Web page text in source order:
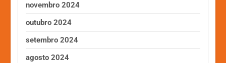
novembro 2024
outubro 2024
setembro 2024
agosto 2024